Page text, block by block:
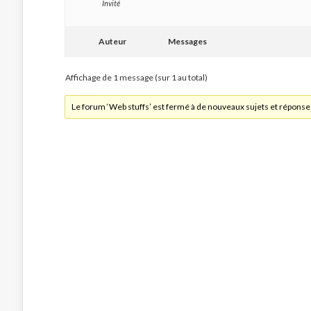
Invité
Auteur Messages
Affichage de 1 message (sur 1 au total)
Le forum ‘Web stuffs’ est fermé à de nouveaux sujets et